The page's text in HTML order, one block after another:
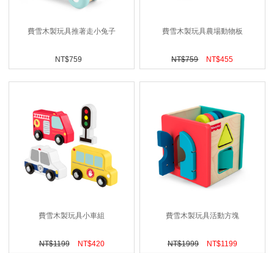
費雪木製玩具推著走小兔子
NT$759
費雪木製玩具農場動物板
NT$759 NT$455
費雪木製玩具小車組
NT$1199 NT$420
費雪木製玩具活動方塊
NT$1999 NT$1199